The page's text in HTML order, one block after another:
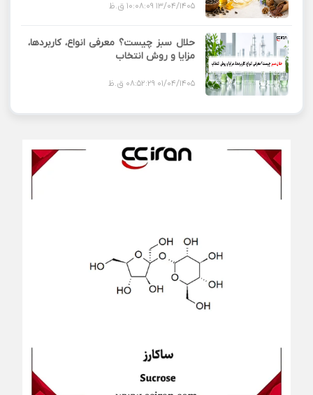
13/04/1405 10:08:09 ق.ظ
حلال سبز چیست؟ معرفی انواع، کاربردها،
مزایا و روش انتخاب
01/04/1405 08:52:29 ق.ظ